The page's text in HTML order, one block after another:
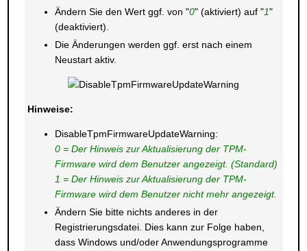
Ändern Sie den Wert ggf. von "0" (aktiviert) auf "1"
(deaktiviert).
Die Änderungen werden ggf. erst nach einem
Neustart aktiv.
Hinweise:
DisableTpmFirmwareUpdateWarning:
0 = Der Hinweis zur Aktualisierung der TPM-
Firmware wird dem Benutzer angezeigt. (Standard)
1 = Der Hinweis zur Aktualisierung der TPM-
Firmware wird dem Benutzer nicht mehr angezeigt.
Ändern Sie bitte nichts anderes in der
Registrierungsdatei. Dies kann zur Folge haben,
dass Windows und/oder Anwendungsprogramme